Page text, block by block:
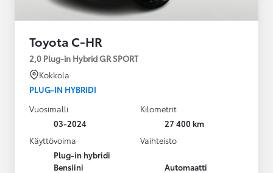
Toyota C-HR
2,0 Plug-in Hybrid GR SPORT
Kokkola
PLUG-IN HYBRIDI
Vuosimalli
03-2024
Kilometrit
27 400 km
Käyttövoima
Plug-in hybridi
Bensiini
Vaihteisto
Automaatti